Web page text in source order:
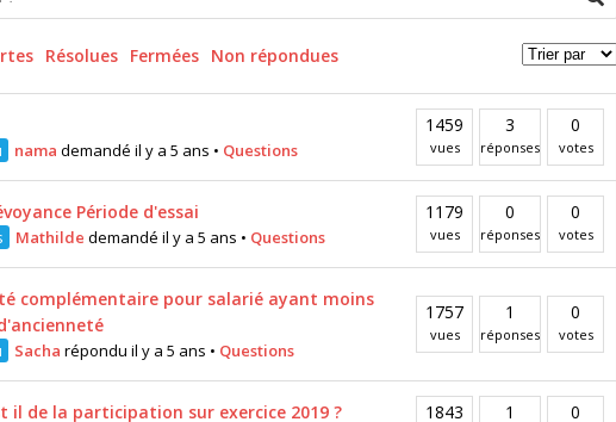
Résolues Fermées Non répondues
nama demandé il y a 5 ans • Questions
1459
vues
3
réponses
0
votes
Période d'essai
Mathilde demandé il y a 5 ans • Questions
1179
vues
0
réponses
0
votes
complémentaire pour salarié ayant moins
Sacha répondu il y a 5 ans • Questions
1757
vues
1
réponses
0
votes
il de la participation sur exercice 2019 ? 1843 1 0